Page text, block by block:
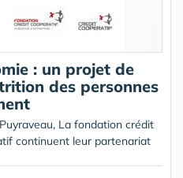
: un projet de
des personnes
La fondation crédit
continuent leur partenariat